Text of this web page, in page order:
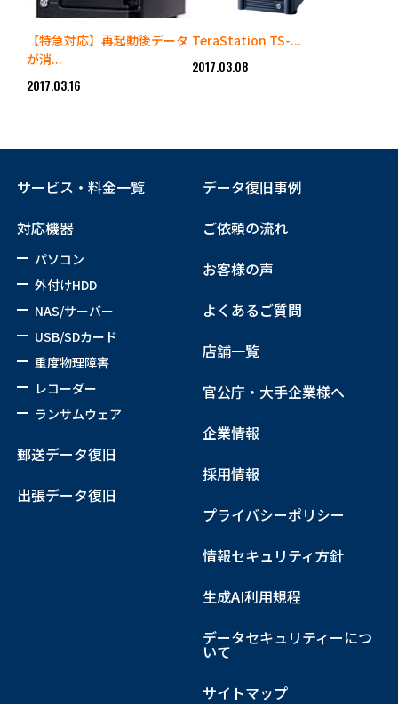
【特急対応】再起動後データ
が消...
2017.03.16
TeraStation TS-...
2017.03.08
サービス・料金一覧
対応機器
パソコン
外付けHDD
NAS/サーバー
USB/SDカード
重度物理障害
レコーダー
ランサムウェア
郵送データ復旧
出張データ復旧
データ復旧事例
ご依頼の流れ
お客様の声
よくあるご質問
店舗一覧
官公庁・大手企業様へ
企業情報
採用情報
プライバシーポリシー
情報セキュリティ方針
生成AI利用規程
データセキュリティーにつ
いて
サイトマップ